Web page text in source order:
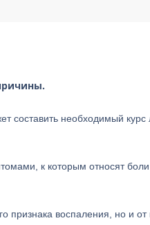
необходимый курс
к которым относят боли
признака воспаления, но и